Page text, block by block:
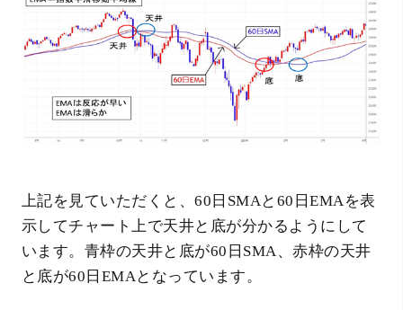
上記を見ていただくと、60日SMAと60日EMAを表
示してチャート上で天井と底が分かるようにして
います。青枠の天井と底が60日SMA、赤枠の天井
と底が60日EMAとなっています。